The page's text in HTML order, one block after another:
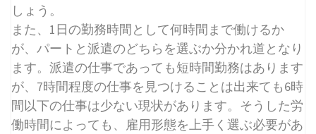
しょう。
また、1日の勤務時間として何時間まで働けるか
が、パートと派遣のどちらを選ぶか分かれ道となり
ます。派遣の仕事であっても短時間勤務はあります
が、7時間程度の仕事を見つけることは出来ても6時
間以下の仕事は少ない現状があります。そうした労
働時間によっても、雇用形態を上手く選ぶ必要があ